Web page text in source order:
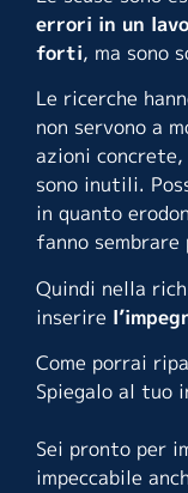
errori in un
forti, ma sono
Le ricerche
non servono a
azioni concrete,
sono inutili.
in quanto
fanno sembrare
Quindi nella
inserire
Come porrai
Spiegalo al tuo
Sei pronto per
impeccabile